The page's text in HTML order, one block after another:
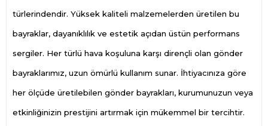
türlerindendir. Yüksek kaliteli malzemelerden üretilen bu
bayraklar, dayanıklılık ve estetik açıdan üstün performans
sergiler. Her türlü hava koşuluna karşı dirençli olan gönder
bayraklarımız, uzun ömürlü kullanım sunar. İhtiyacınıza göre
her ölçüde üretilebilen gönder bayrakları, kurumunuzun veya
etkinliğinizin prestijini artırmak için mükemmel bir tercihtir.